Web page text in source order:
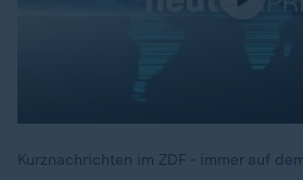
Kurznachrichten im ZDF - immer auf